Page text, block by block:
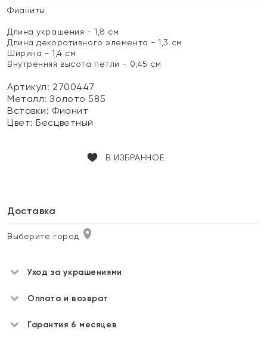
Фианиты
Длина украшения - 1,8 см
Длина декоративного элемента - 1,3 см
Ширина - 1,4 см
Внутренняя высота петли - 0,45 см
Артикул: 2700447
Металл:Золото 585
Вставки: Фианит
Цвет:Бесцветный
В ИЗБРАННОЕ
Доставка
Выберите город
Уход за украшениями
Оплата и возврат
Гарантия 6 месяцев